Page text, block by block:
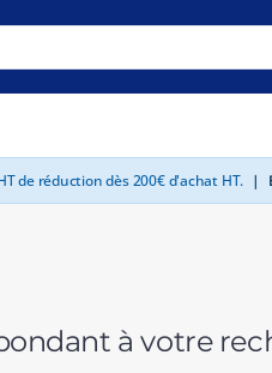
de réduction dès 200€ d'achat HT. |
à votre